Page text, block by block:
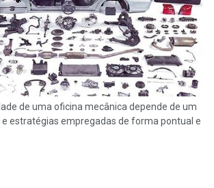
de uma oficina mecânica depende de um
estratégias empregadas de forma pontual e